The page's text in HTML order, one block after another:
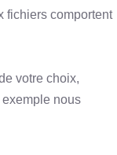
fichiers comportent
votre choix,
nous